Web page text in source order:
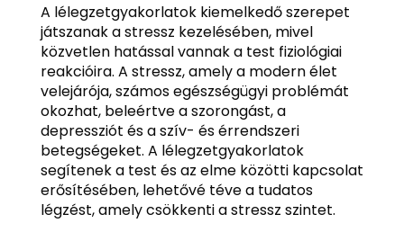
A lélegzetgyakorlatok kiemelkedő szerepet
játszanak a stressz kezelésében, mivel
közvetlen hatással vannak a test fiziológiai
reakcióira. A stressz, amely a modern élet
velejárója, számos egészségügyi problémát
okozhat, beleértve a szorongást, a
depressziót és a szív- és érrendszeri
betegségeket. A lélegzetgyakorlatok
segítenek a test és az elme közötti kapcsolat
erősítésében, lehetővé téve a tudatos
légzést, amely csökkenti a stressz szintet.